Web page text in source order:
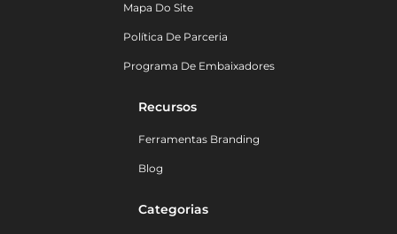
Mapa Do Site
Política De Parceria
Programa De Embaixadores
Recursos
Ferramentas Branding
Blog
Categorias